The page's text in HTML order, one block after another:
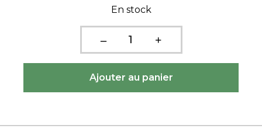
En stock